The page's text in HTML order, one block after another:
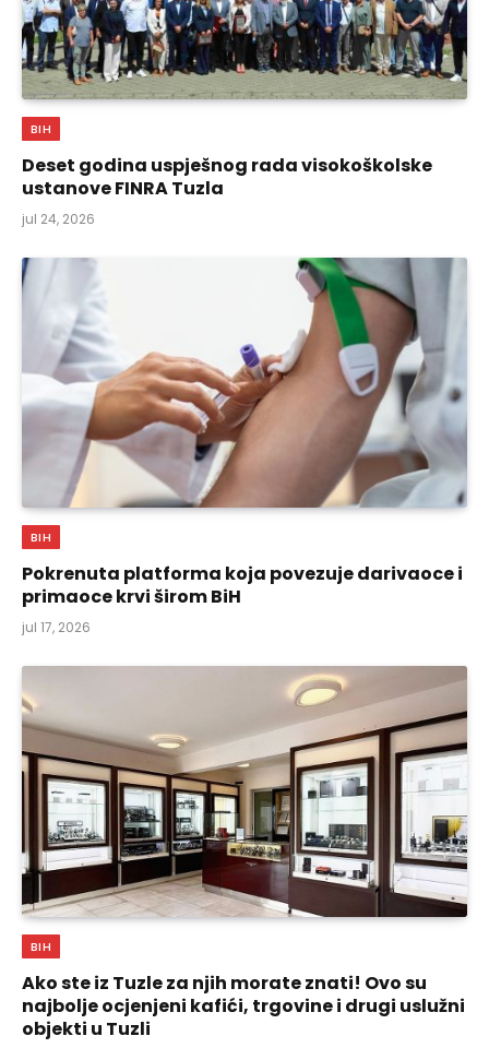
BIH
Deset godina uspješnog rada visokoškolske
ustanove FINRA Tuzla
jul 24, 2026
BIH
Pokrenuta platforma koja povezuje darivaoce i
primaoce krvi širom BiH
jul 17, 2026
BIH
Ako ste iz Tuzle za njih morate znati! Ovo su
najbolje ocjenjeni kafići, trgovine i drugi uslužni
objekti u Tuzli